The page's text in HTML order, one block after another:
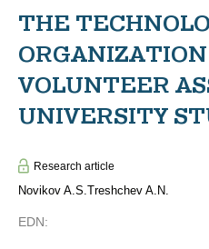
THE
VOLUNTEER
UNIVERSITY
Research article
Novikov A.S.Treshchev A.N.
EDN: